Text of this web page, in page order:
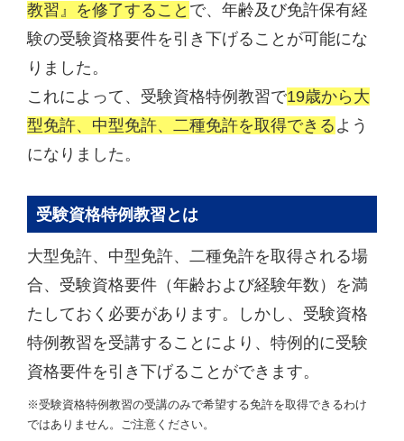
教習』を修了すること で、年齢及び免許保有経
験の受験資格要件を引き下げることが可能にな
りました。
これによって、受験資格特例教習で19歳から大
型免許、中型免許、二種免許を取得できる よう
になりました。
受験資格特例教習とは
大型免許、中型免許、二種免許を取得される場
合、受験資格要件（年齢および経験年数）を満
たしておく必要があります。しかし、受験資格
特例教習を受講することにより、特例的に受験
資格要件を引き下げることができます。
※受験資格特例教習の受講のみで希望する免許を取得できるわけ
ではありません。ご注意ください。